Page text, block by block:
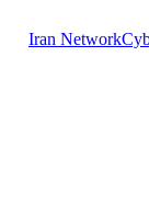
Iran Network